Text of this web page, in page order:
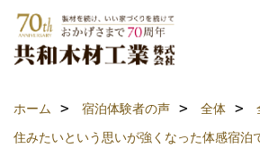
ホーム 宿泊体験者の声 全体
住みたいという思いが強くなった体感宿泊